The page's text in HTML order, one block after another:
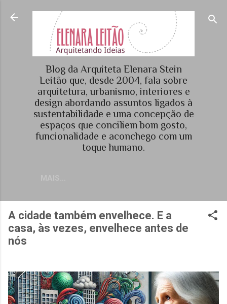
Pular para o conteúdo principal
Blog da Arquiteta Elenara Stein
Leitão que, desde 2004, fala sobre
arquitetura, urbanismo, interiores e
design abordando assuntos ligados à
sustentabilidade e uma concepção de
espaços que conciliem bom gosto,
funcionalidade e aconchego com um
toque humano.
A cidade também envelhece. E a
casa, às vezes, envelhece antes de
nós